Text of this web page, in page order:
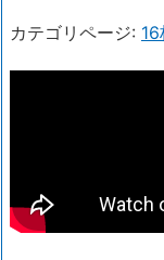
カテゴリページ: